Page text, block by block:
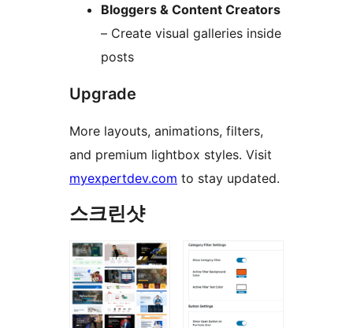
Bloggers & Content Creators
– Create visual galleries inside
posts
Upgrade
More layouts, animations, filters,
and premium lightbox styles. Visit
myexpertdev.com to stay updated.
스크린샷